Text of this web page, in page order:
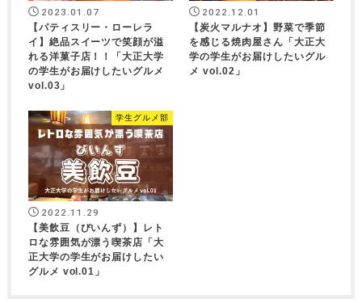
2023.01.07
【パティスリー・ローレラ
イ】絶品スイーツで笑顔が溢
れる洋菓子店！！「大正大学
の学生がお届けしたいグルメ
vol.03」
2022.12.01
【炭火マルナオ】野菜で季節
を感じる焼肉屋さん「大正大
学の学生がお届けしたいグル
メ vol.02」
学生グルメ部
2022.11.29
【美飲豆（びいんず）】レト
ロな雰囲気が漂う喫茶店「大
正大学の学生がお届けしたい
グルメ vol.01」